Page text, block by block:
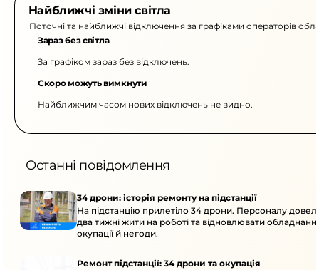
Найближчі зміни світла
Поточні та найближчі відключення за графіками операторів
Зараз без світла
За графіком зараз без відключень.
Скоро можуть вимкнути
Найближчим часом нових відключень не видно.
Останні повідомлення
34 дрони: історія ремонту на підстанції
На підстанцію прилетіло 34 дрони. Персоналу
два тижні жити на роботі та відновлювати
окупації й негоди.
Ремонт підстанції: 34 дрони та окупація